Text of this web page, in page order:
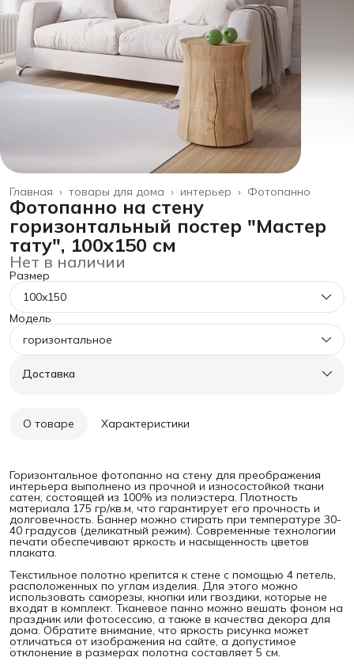
Фотопанно
интерьер ›
товары для дома ›
Главная ›
Фотопанно на стену
горизонтальный постер "Мастер
тату", 100x150 см
Нет в наличии
Размер
100x150
Модель
горизонтальное
Доставка
О товаре Характеристики
Горизонтальное фотопанно на стену для преображения
интерьера выполнено из прочной и износостойкой ткани
сатен, состоящей из 100% из полиэстера. Плотность
материала 175 гр/кв.м, что гарантирует его прочность и
долговечность. Баннер можно стирать при температуре 30-
40 градусов (деликатный режим). Современные технологии
печати обеспечивают яркость и насыщенность цветов
плаката.
Текстильное полотно крепится к стене с помощью 4 петель,
расположенных по углам изделия. Для этого можно
использовать саморезы, кнопки или гвоздики, которые не
входят в комплект. Тканевое панно можно вешать фоном на
праздник или фотосессию, а также в качества декора для
дома. Обратите внимание, что яркость рисунка может
отличаться от изображения на сайте, а допустимое
отклонение в размерах полотна составляет 5 см.